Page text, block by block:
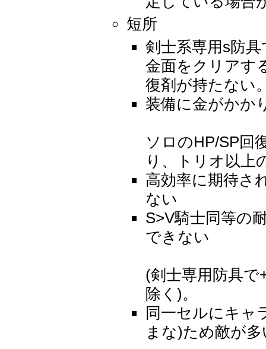
短所
剣士系専用s防
金面をクリアす
復剤が持たない
装備に金がかか
ソロのHP/SP回
り、トリオ以上
高効率に期待さ
ない
S>V騎士同等の
できない
(剣士専用防具
除く)。
同一セルにキャ
まな)ため敵が